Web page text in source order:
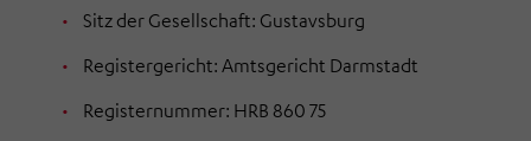
Sitz der Gesellschaft: Gustavsburg
Registergericht: Amtsgericht Darmstadt
Registernummer: HRB 860 75